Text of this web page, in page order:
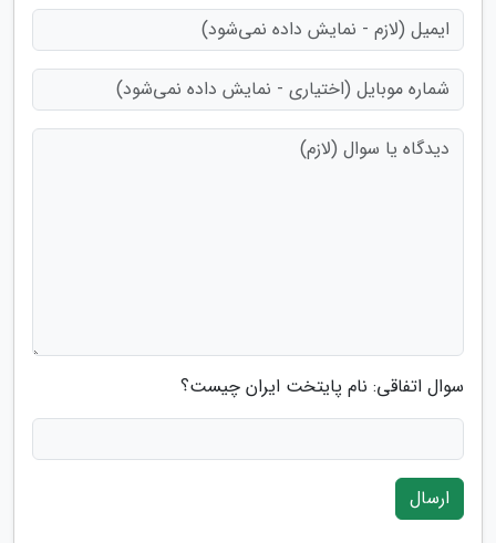
سوال اتفاقی: نام پایتخت ایران چیست؟
ارسال